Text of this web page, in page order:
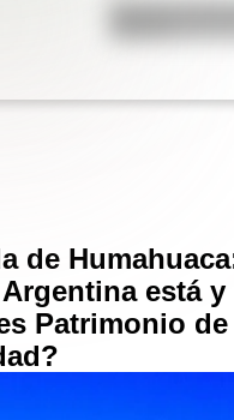
Bandera de
de
está y
Patrimonio de